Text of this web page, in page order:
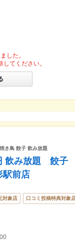
した。
てください。
き鳥 餃子 飲み放題
円 飲み放題 餃
前店
対象店 口コミ投稿特典対象